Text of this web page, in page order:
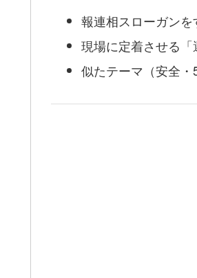
報連相スローガン
現場に定着させる
似たテーマ（安全